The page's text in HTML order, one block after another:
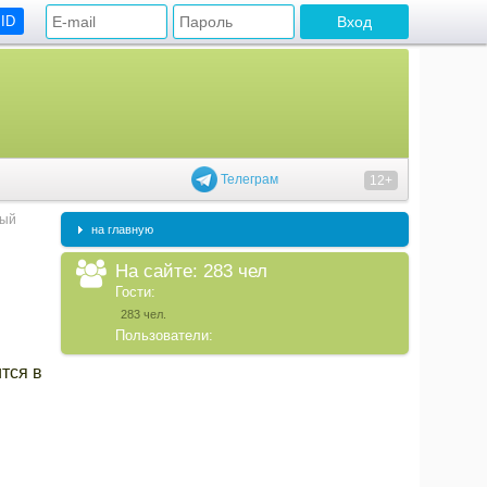
Телеграм 12+
в
на главную
На сайте: 283 чел
Гости:
283 чел.
Пользователи: